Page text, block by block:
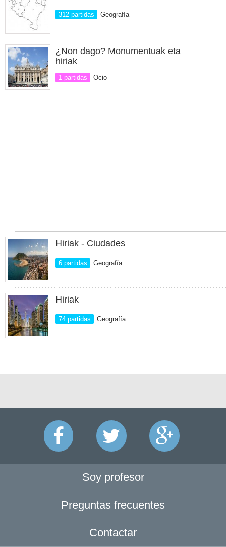
312 partidas Geografía
¿Non dago? Monumentuak eta
hiriak
1 partidas Ocio
Hiriak - Ciudades
6 partidas Geografía
Hiriak
74 partidas Geografía
Soy profesor
Preguntas frecuentes
Contactar